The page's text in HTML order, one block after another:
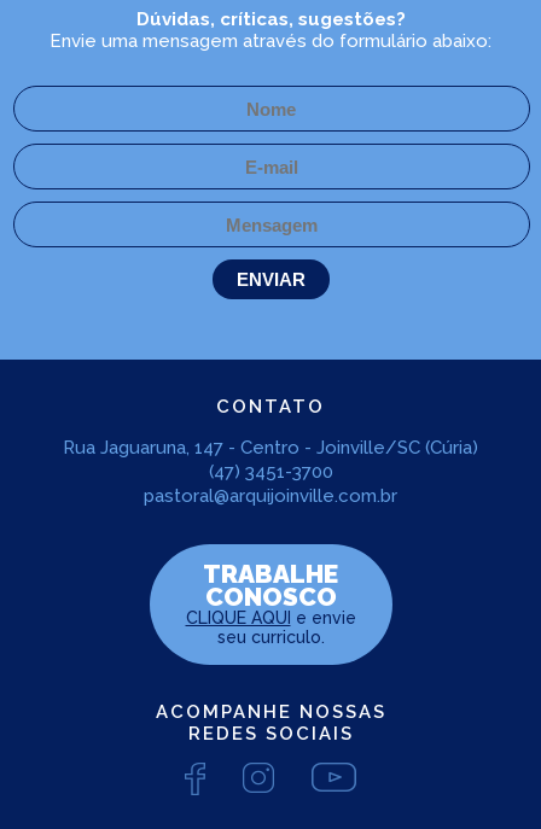
Dúvidas, críticas, sugestões?
Envie uma mensagem através do formulário abaixo:
CONTATO
Rua Jaguaruna, 147 - Centro - Joinville/SC (Cúria)
(47) 3451-3700
pastoral@arquijoinville.com.br
TRABALHE
CONOSCO
CLIQUE AQUI e envie
seu curriculo.
ACOMPANHE NOSSAS
REDES SOCIAIS